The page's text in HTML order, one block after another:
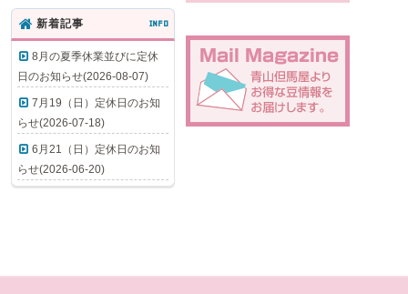
新着記事 INFO
8月の夏季休業並びに定休
日のお知らせ(2026-08-07)
7月19（日）定休日のお知
らせ(2026-07-18)
6月21（日）定休日のお知
らせ(2026-06-20)